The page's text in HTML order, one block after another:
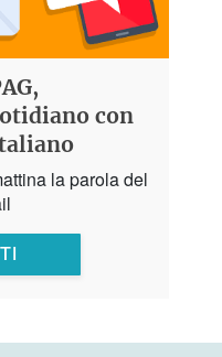
con
la parola del